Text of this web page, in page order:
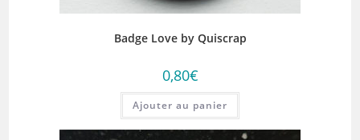
Badge Love by Quiscrap
0,80€
Ajouter au panier